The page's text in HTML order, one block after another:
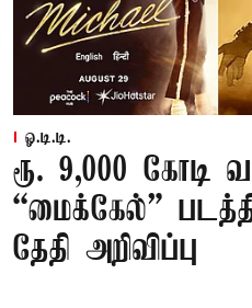
ஓ.டி.டி.
ரூ. 9,000 கோடி
“மைக்கேல்”
தேதி அறிவிப்பு